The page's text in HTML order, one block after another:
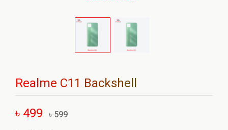
Realme C11 Backshell
৳ 499 ৳ 599